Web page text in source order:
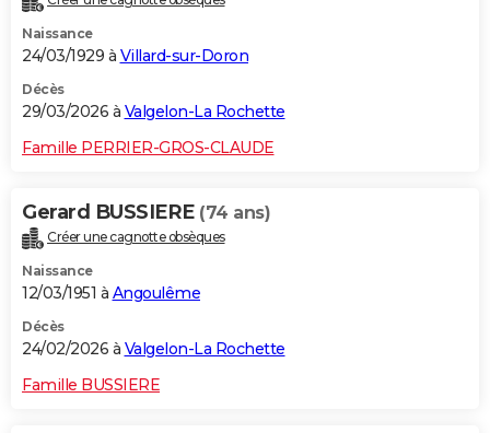
Naissance
24/03/1929 à Villard-sur-Doron
Décès
29/03/2026 à Valgelon-La Rochette
Famille PERRIER-GROS-CLAUDE
Gerard BUSSIERE (74 ans)
Créer une cagnotte obsèques
Naissance
12/03/1951 à Angoulême
Décès
24/02/2026 à Valgelon-La Rochette
Famille BUSSIERE